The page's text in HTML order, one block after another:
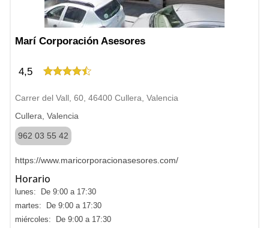
Marí Corporación Asesores
4,5
Carrer del Vall, 60, 46400 Cullera, Valencia
Cullera, Valencia
962 03 55 42
https://www.maricorporacionasesores.com/
Horario
lunes: De 9:00 a 17:30
martes: De 9:00 a 17:30
miércoles: De 9:00 a 17:30